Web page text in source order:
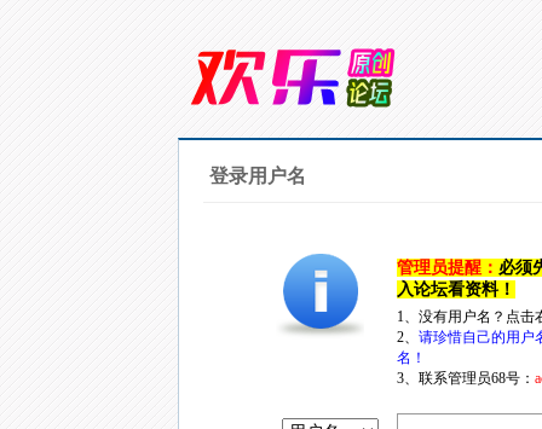
登录用户名
管理员提醒： 必须
入论坛看资料！
1、没有用户名？点
2、 请珍惜自己的用户
名！
3、联系管理员68号：